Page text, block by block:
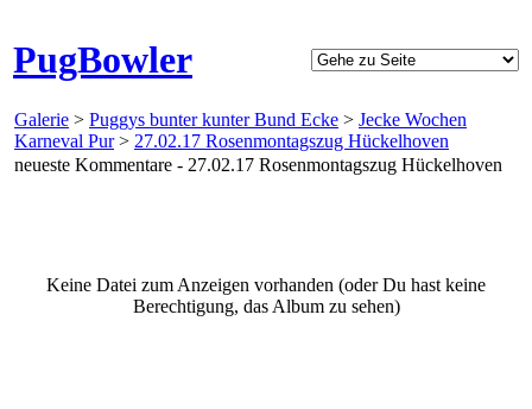
PugBowler
Galerie > Puggys bunter kunter Bund Ecke > Jecke Wochen
Karneval Pur> 27.02.17 Rosenmontagszug Hückelhoven
neueste Kommentare - 27.02.17 Rosenmontagszug Hückelhoven
Keine Datei zum Anzeigen vorhanden (oder Du hast keine
Berechtigung, das Album zu sehen)